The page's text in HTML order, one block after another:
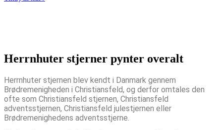
Herrnhuter stjerner pynter overalt
Herrnhuter stjernen blev kendt i Danmark gennem
Brødremenigheden i Christiansfeld, og derfor omtales den
ofte som Christiansfeld stjernen, Christiansfeld
adventsstjernen, Christiansfeld julestjernen eller
Brødremenighedens adventsstjerne.